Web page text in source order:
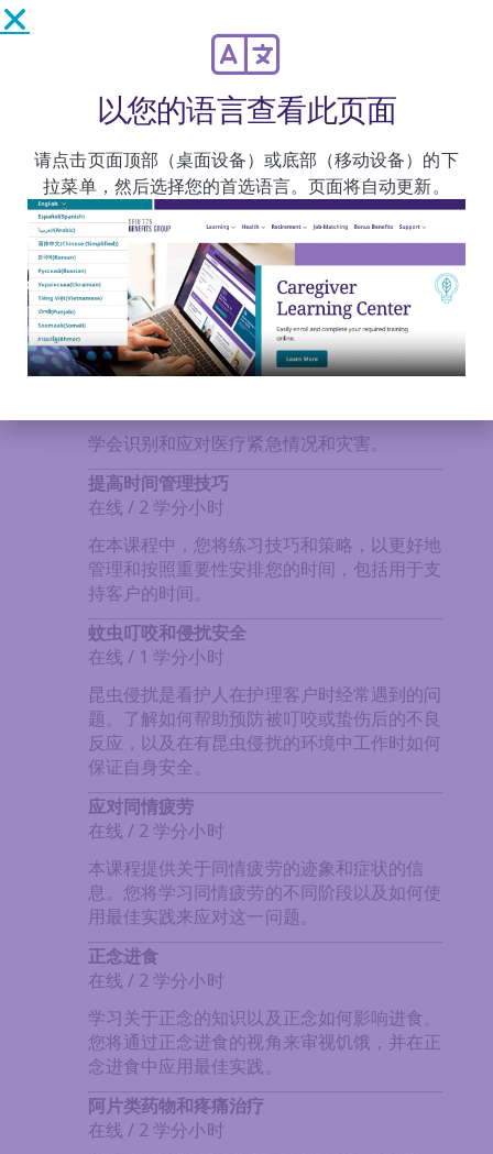
在线 / 1 学分小时
本课程将介绍感染风险以及如何安全地清洁设
备和处理垃圾。
看护人和客户的相处经验
在线 / 1 学分小时
本课程旨在为家庭护理工作者提供关于看护人
职责的更多信息。
了解基本医学术语
在线 / 1 学分小时
本课程讲解医学术语中常用的构词语素。您将
练习把医学术语及缩略词翻译成简明语言。
急救护理和防灾准备
学会识别和应对医疗紧急情况和灾害。
提高时间管理技巧
在线 / 2 学分小时
在本课程中，您将练习技巧和策略，以更好地
管理和按照重要性安排您的时间，包括用于支
持客户的时间。
蚊虫叮咬和侵扰安全
在线 / 1 学分小时
昆虫侵扰是看护人在护理客户时经常遇到的问
题。了解如何帮助预防被叮咬或蛰伤后的不良
反应，以及在有昆虫侵扰的环境中工作时如何
保证自身安全。
应对同情疲劳
在线 / 2 学分小时
本课程提供关于同情疲劳的迹象和症状的信
息。您将学习同情疲劳的不同阶段以及如何使
用最佳实践来应对这一问题。
正念进食
在线 / 2 学分小时
学习关于正念的知识以及正念如何影响进食。
您将通过正念进食的视角来审视饥饿，并在正
念进食中应用最佳实践。
阿片类药物和疼痛治疗
在线 / 2 学分小时
以您的语言查看此页面
请点击页面顶部（桌面设备）或底部（移动设备）的下
拉菜单，然后选择您的首选语言。页面将自动更新。